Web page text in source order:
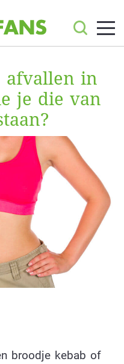
afvallen in
je die van
broodje kebab of